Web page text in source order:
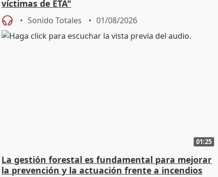
víctimas de ETA"
Sonido Totales 01/08/2026
01:25
La gestión forestal es fundamental para mejorar
la prevención y la actuación frente a incendios